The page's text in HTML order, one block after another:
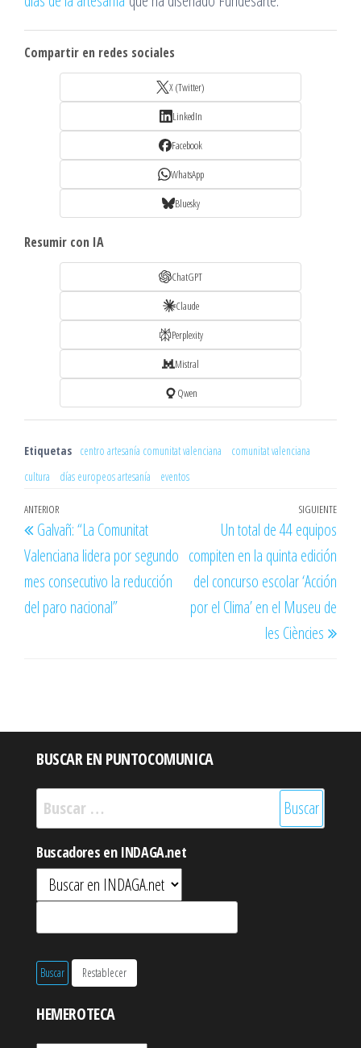
Compartir en redes sociales
X (Twitter)
LinkedIn
Facebook
WhatsApp
Bluesky
Resumir con IA
ChatGPT
Claude
Perplexity
Mistral
Qwen
Etiquetas centro artesanía comunitat valenciana
comunitat valenciana
cultura
días europeos artesanía eventos
Navegación
de
entradas
Entrada
anterior
ANTERIOR
Galvañ: “La Comunitat
Valenciana lidera por segundo
mes consecutivo la reducción
del paro nacional”
SIGUIENTE
Un total de 44 equipos
compiten en la quinta edición
del concurso escolar ‘Acción
por el Clima’ en el Museu de
les Ciències
BUSCAR EN PUNTOCOMUNICA
Buscar:
Buscadores en INDAGA.net
HEMEROTECA